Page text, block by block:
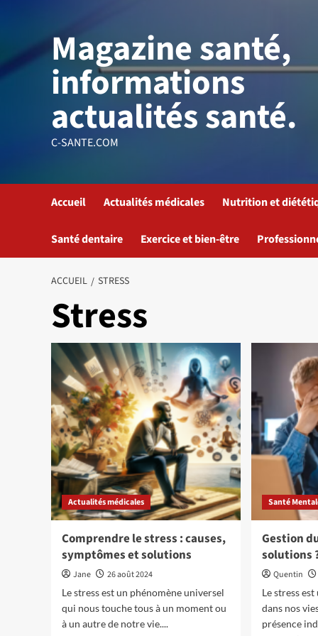
contenu
Magazine santé,
informations
actualités santé.
C-SANTE.COM
Accueil Actualités médicales Nutrition et
Santé dentaire Exercice et bien-être
ACCUEIL STRESS
Stress
Actualités médicales
Comprendre le stress : causes,
symptômes et solutions
Jane
26 août 2024
Le stress est un phénomène universel
qui nous touche tous à un moment ou
à un autre de notre vie....
Santé
Gestion
solutions
Quentin
Le stress
dans nos
présence